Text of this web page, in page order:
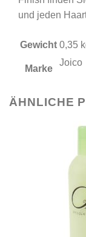
und jeden
Gewicht 0,35
Marke
Joico
ÄHNLICHE